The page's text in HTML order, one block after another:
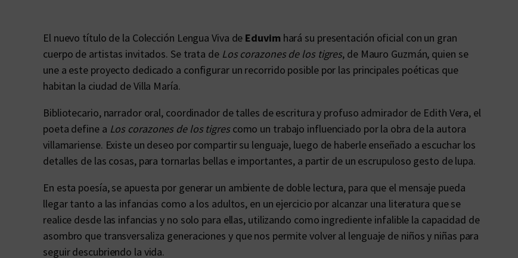
El nuevo título de la Colección Lengua Viva de Eduvim hará su presentación oficial con un gran
cuerpo de artistas invitados. Se trata de Los corazones de los tigres, de Mauro Guzmán, quien se
une a este proyecto dedicado a configurar un recorrido posible por las principales poéticas que
habitan la ciudad de Villa María.
Bibliotecario, narrador oral, coordinador de talles de escritura y profuso admirador de Edith Vera, el
poeta define a Los corazones de los tigrescomo un trabajo influenciado por la obra de la autora
villamariense. Existe un deseo por compartir su lenguaje, luego de haberle enseñado a escuchar los
detalles de las cosas, para tornarlas bellas e importantes, a partir de un escrupuloso gesto de lupa.
En esta poesía, se apuesta por generar un ambiente de doble lectura, para que el mensaje pueda
llegar tanto a las infancias como a los adultos, en un ejercicio por alcanzar una literatura que se
realice desde las infancias y no solo para ellas, utilizando como ingrediente infalible la capacidad de
asombro que transversaliza generaciones y que nos permite volver al lenguaje de niños y niñas para
seguir descubriendo la vida.